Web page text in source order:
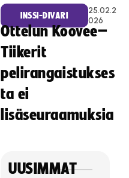
INSSI-DIVARI
25.02.2
026
Ottelun Koovee–
Tiikerit
pelirangaistukses
ta ei
lisäseuraamuksia
UUSIMMAT